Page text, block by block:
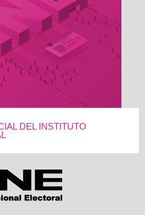
DEL INSTITUTO